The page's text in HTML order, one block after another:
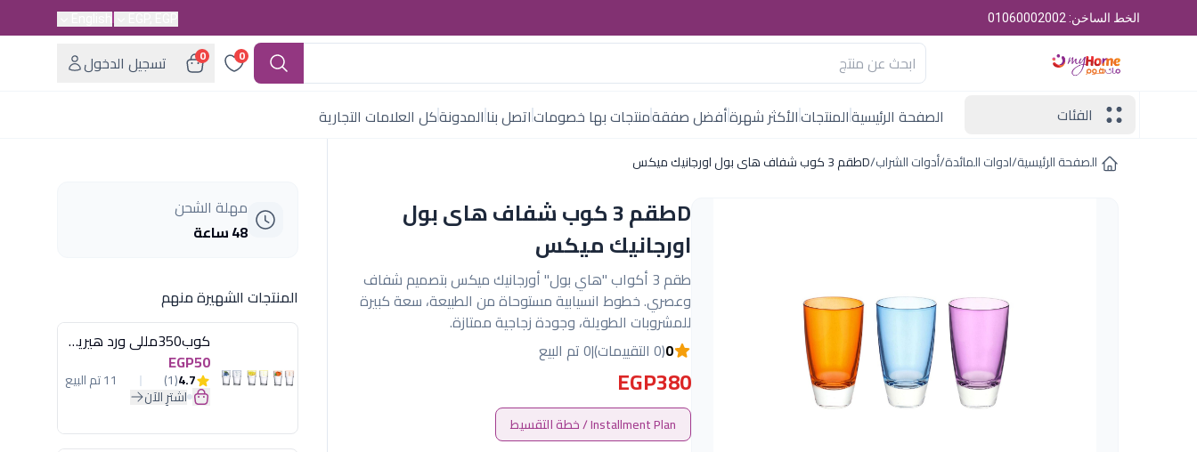
الخط الساخن: 01060002002
0
0
تسجيل الدخول
الفئات
الصفحة الرئيسيةالمنتجاتالأكثر شهرةأفضل صفقةمنتجات بها خصوماتاتصل بناالمدونةكل العلامات التجارية
الصفحة الرئيسية/ادوات المائدة/أدوات الشراب/Dطقم 3 كوب شفاف هاى بول اورجانيك ميكس
Dطقم 3 كوب شفاف هاى بول
اورجانيك ميكس
طقم 3 أكواب "هاي بول" أورجانيك ميكس بتصميم شفاف
وعصري. خطوط انسيابية مستوحاة من الطبيعة، سعة كبيرة
للمشروبات الطويلة، وجودة زجاجية ممتازة.
0(0 التقييمات) |0 تم البيع
EGP380
Installment Plan / خطة التقسيط
مهلة الشحن
48 ساعة
المنتجات الشهيرة منهم
كوب350مللى ورد هيريفين
EGP50
4.7
(1) 11 تم البيع
اشترِ الآن